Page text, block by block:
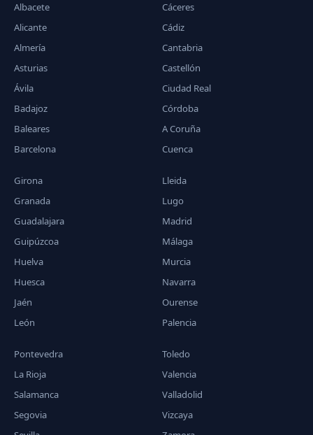
Albacete
Alicante
Almería
Asturias
Ávila
Badajoz
Baleares
Barcelona
Cáceres
Cádiz
Cantabria
Castellón
Ciudad Real
Córdoba
A Coruña
Cuenca
Girona
Granada
Guadalajara
Guipúzcoa
Huelva
Huesca
Jaén
León
Lleida
Lugo
Madrid
Málaga
Murcia
Navarra
Ourense
Palencia
Pontevedra
La Rioja
Salamanca
Segovia
Toledo
Valencia
Valladolid
Vizcaya